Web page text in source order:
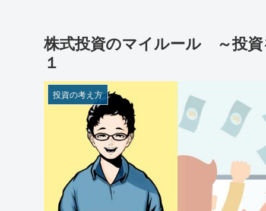
株式投資のマイルール ～投
１
投資の考え方